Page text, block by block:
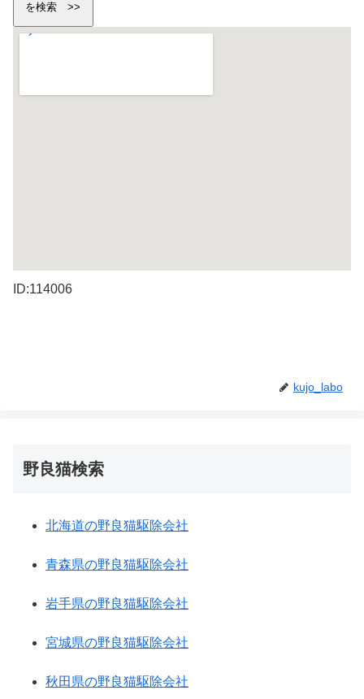
ID:114006
kujo_labo
野良猫検索
北海道の野良猫駆除会社
青森県の野良猫駆除会社
岩手県の野良猫駆除会社
宮城県の野良猫駆除会社
秋田県の野良猫駆除会社